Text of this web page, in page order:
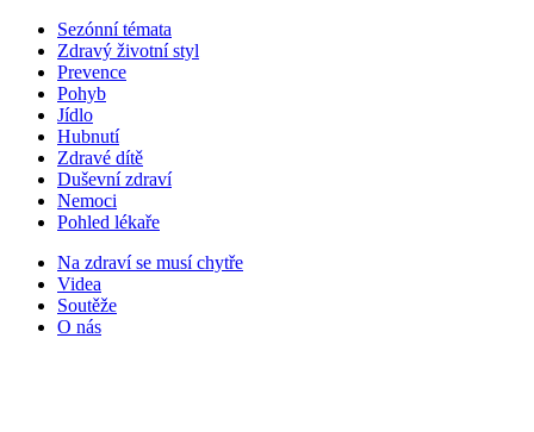
Sezónní témata
Zdravý životní styl
Prevence
Pohyb
Jídlo
Hubnutí
Zdravé dítě
Duševní zdraví
Nemoci
Pohled lékaře
Na zdraví se musí chytře
Videa
Soutěže
O nás